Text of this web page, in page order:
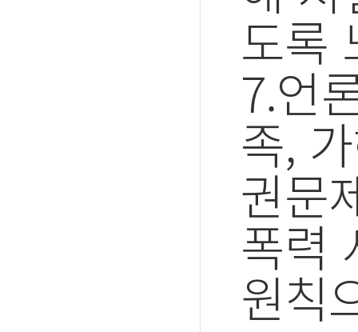
도록
7.언
족,
권문
폭력
원칙